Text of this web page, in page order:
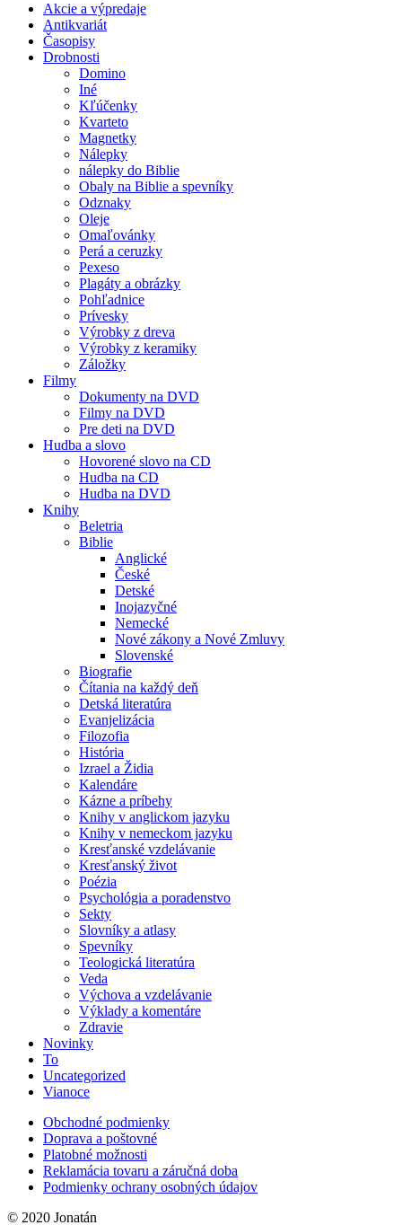
Akcie a výpredaje
Antikvariát
Časopisy
Drobnosti
Domino
Iné
Kľúčenky
Kvarteto
Magnetky
Nálepky
nálepky do Biblie
Obaly na Biblie a spevníky
Odznaky
Oleje
Omaľovánky
Perá a ceruzky
Pexeso
Plagáty a obrázky
Pohľadnice
Prívesky
Výrobky z dreva
Výrobky z keramiky
Záložky
Filmy
Dokumenty na DVD
Filmy na DVD
Pre deti na DVD
Hudba a slovo
Hovorené slovo na CD
Hudba na CD
Hudba na DVD
Knihy
Beletria
Biblie
Anglické
České
Detské
Inojazyčné
Nemecké
Nové zákony a Nové Zmluvy
Slovenské
Biografie
Čítania na každý deň
Detská literatúra
Evanjelizácia
Filozofia
História
Izrael a Židia
Kalendáre
Kázne a príbehy
Knihy v anglickom jazyku
Knihy v nemeckom jazyku
Kresťanské vzdelávanie
Kresťanský život
Poézia
Psychológia a poradenstvo
Sekty
Slovníky a atlasy
Spevníky
Teologická literatúra
Veda
Výchova a vzdelávanie
Výklady a komentáre
Zdravie
Novinky
To
Uncategorized
Vianoce
Obchodné podmienky
Doprava a poštovné
Platobné možnosti
Reklamácia tovaru a záručná doba
Podmienky ochrany osobných údajov
© 2020 Jonatán